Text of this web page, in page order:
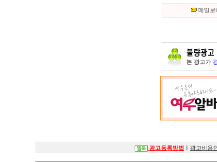
메일보
본 광고가
광고등록방법 광고비용